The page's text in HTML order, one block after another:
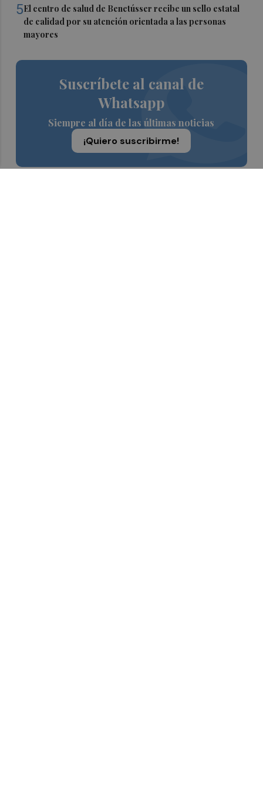
5El centro de salud de Benetússer recibe un sello estatal
de calidad por su atención orientada a las personas
mayores
Suscríbete al canal de
Whatsapp
Siempre al día de las últimas noticias
¡Quiero suscribirme!